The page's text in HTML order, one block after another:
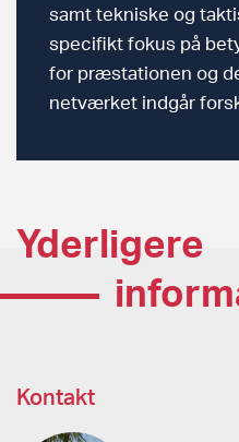
samt tekniske og
specifikt fokus på
for præstationen og
netværket indgår
Yderligere
Kontakt